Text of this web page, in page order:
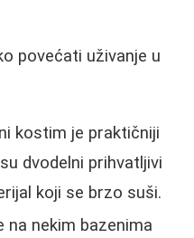
povećati uživanje u
kostim je praktičniji
dvodelni prihvatljivi
koji se brzo suši.
na nekim bazenima